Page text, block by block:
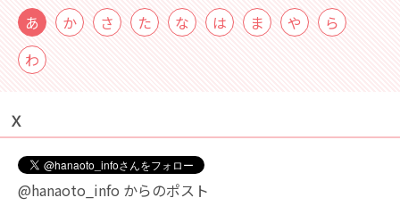
あ か さ た な は ま や
ら
わ
Ｘ
@hanaoto_info からのポスト